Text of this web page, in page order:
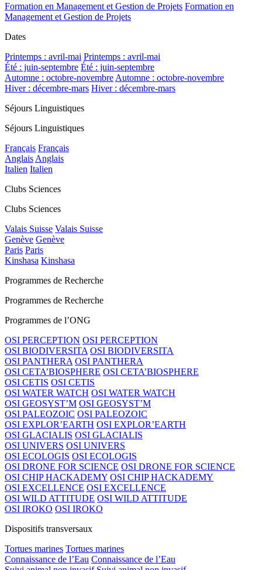
Formation en Management et Gestion de Projets Formation en
Management et Gestion de Projets
Dates
Printemps : avril-mai Printemps : avril-mai
Été : juin-septembre Été : juin-septembre
Automne : octobre-novembre Automne : octobre-novembre
Hiver : décembre-mars Hiver : décembre-mars
Séjours Linguistiques
Séjours Linguistiques
Français Français
Anglais Anglais
Italien Italien
Clubs Sciences
Clubs Sciences
Valais Suisse Valais Suisse
Genève Genève
Paris Paris
Kinshasa Kinshasa
Programmes de Recherche
Programmes de Recherche
Programmes de l’ONG
OSI PERCEPTION OSI PERCEPTION
OSI BIODIVERSITA OSI BIODIVERSITA
OSI PANTHERA OSI PANTHERA
OSI CETA’BIOSPHERE OSI CETA’BIOSPHERE
OSI CETIS OSI CETIS
OSI WATER WATCH OSI WATER WATCH
OSI GEOSYST’M OSI GEOSYST’M
OSI PALEOZOIC OSI PALEOZOIC
OSI EXPLOR’EARTH OSI EXPLOR’EARTH
OSI GLACIALIS OSI GLACIALIS
OSI UNIVERS OSI UNIVERS
OSI ECOLOGIS OSI ECOLOGIS
OSI DRONE FOR SCIENCE OSI DRONE FOR SCIENCE
OSI CHIP HACKADEMY OSI CHIP HACKADEMY
OSI EXCELLENCE OSI EXCELLENCE
OSI WILD ATTITUDE OSI WILD ATTITUDE
OSI IROKO OSI IROKO
Dispositifs transversaux
Tortues marines Tortues marines
Connaissance de l’Eau Connaissance de l’Eau